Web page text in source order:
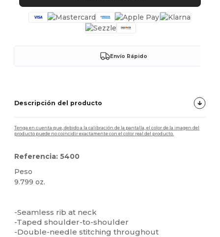
Envío Rápido
Descripción del producto
Tenga en cuenta que, debido a la calibración de la pantalla, el color de la imagen del
producto puede no coincidir exactamente con el color real del producto.
Referencia: 5400
Peso
9.799 oz.
-Seamless rib at neck
-Taped shoulder-to-shoulder
-Double-needle stitching throughout